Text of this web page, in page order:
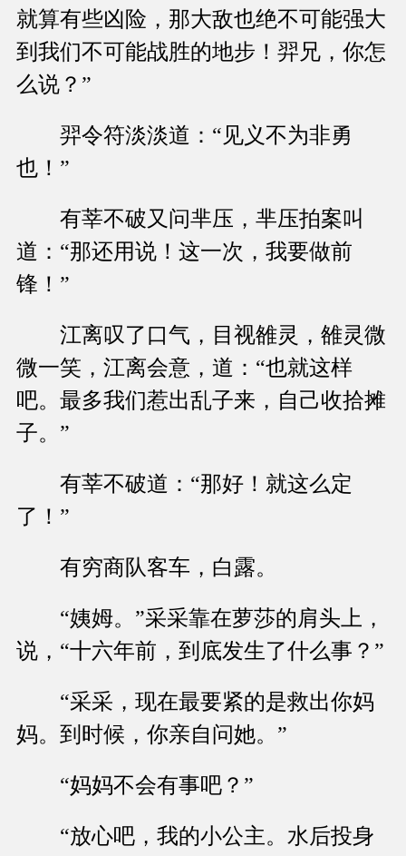
就算有些凶险，那大敌也绝不可能强大
到我们不可能战胜的地步！羿兄，你怎
么说？”
羿令符淡淡道：“见义不为非勇
也！”
有莘不破又问芈压，芈压拍案叫
道：“那还用说！这一次，我要做前
锋！”
江离叹了口气，目视雒灵，雒灵微
微一笑，江离会意，道：“也就这样
吧。最多我们惹出乱子来，自己收拾摊
子。”
有莘不破道：“那好！就这么定
了！”
有穷商队客车，白露。
“姨姆。”采采靠在萝莎的肩头上，
说，“十六年前，到底发生了什么事？”
“采采，现在最要紧的是救出你妈
妈。到时候，你亲自问她。”
“妈妈不会有事吧？”
“放心吧，我的小公主。水后投身